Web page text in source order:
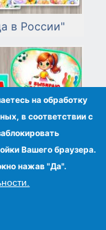
в России"
на обработку
в соответствии с
Вашего браузера.
нажав "Да".